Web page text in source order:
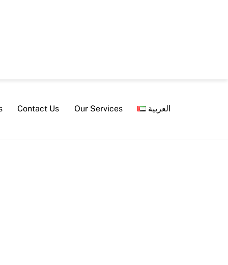
Contact Us Our Services العربية